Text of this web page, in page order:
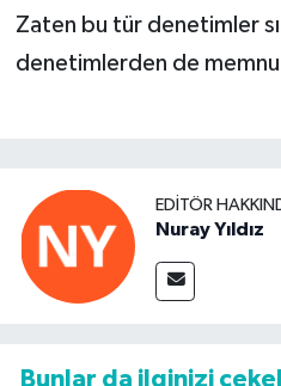
Zaten bu tür denetimler sık
denetimlerden de
EDITÖR
Nuray Yıldız
Bunlar da ilginizi